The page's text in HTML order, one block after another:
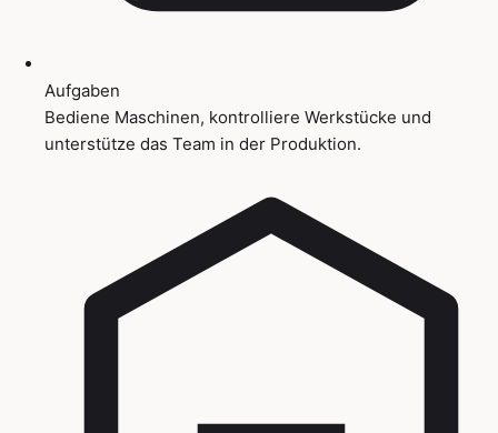
Aufgaben
Bediene Maschinen, kontrolliere Werkstücke und
unterstütze das Team in der Produktion.